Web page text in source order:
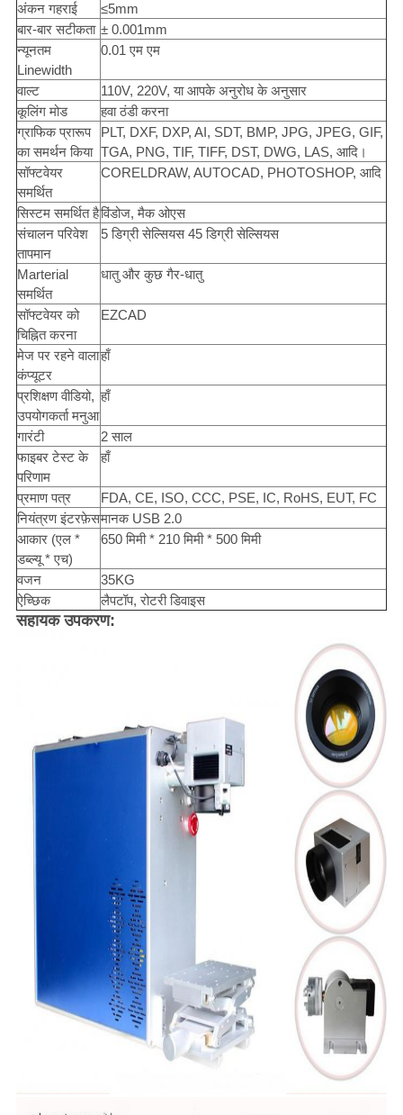
अंकन गहराई
≤5mm
बार-बार सटीकता ± 0.001mm
न्यूनतम
Linewidth
0.01 एम एम
वाल्ट
110V, 220V, या आपके अनुरोध के अनुसार
कूलिंग मोड
हवा ठंडी करना
ग्राफिक प्रारूप
का समर्थन किया
PLT, DXF, DXP, AI, SDT, BMP, JPG, JPEG, GIF,
TGA, PNG, TIF, TIFF, DST, DWG, LAS, आदि।
सॉफ्टवेयर
समर्थित
CORELDRAW, AUTOCAD, PHOTOSHOP, आदि
सिस्टम समर्थित हैविंडोज, मैक ओएस
संचालन परिवेश
तापमान
5 डिग्री सेल्सियस 45 डिग्री सेल्सियस
Marterial
समर्थित
धातु और कुछ गैर-धातु
सॉफ्टवेयर को
चिह्नित करना
EZCAD
मेज पर रहने वाला
कंप्यूटर
हाँ
प्रशिक्षण वीडियो,
उपयोगकर्ता मनुआ
हाँ
गारंटी
2 साल
फाइबर टेस्ट के
परिणाम
हाँ
प्रमाण पत्र
FDA, CE, ISO, CCC, PSE, IC, RoHS, EUT, FC
नियंत्रण इंटरफ़ेसमानक USB 2.0
आकार (एल *
डब्ल्यू * एच)
650 मिमी * 210 मिमी * 500 मिमी
वजन
35KG
ऐच्छिक
लैपटॉप, रोटरी डिवाइस
सहायक उपकरण: